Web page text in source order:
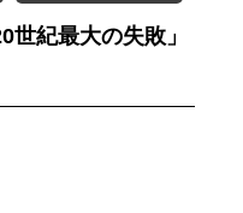
世紀最大の失敗」